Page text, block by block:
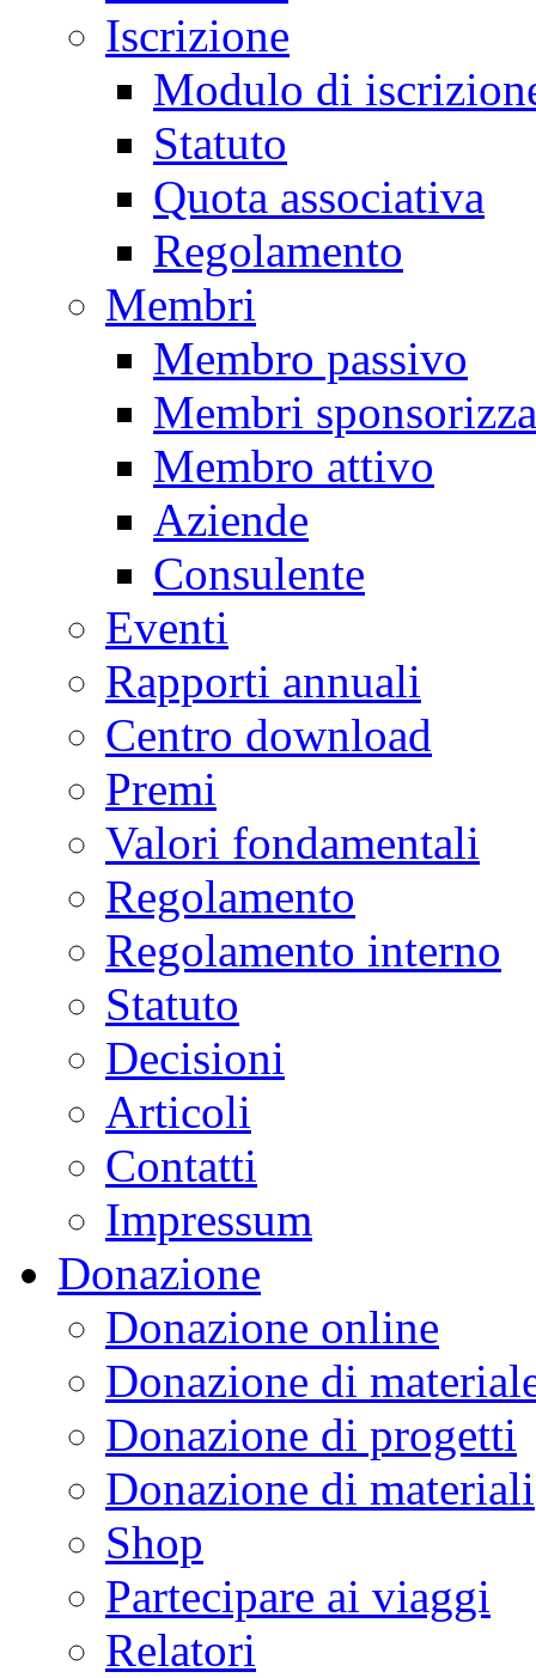
Iscrizione
Modulo di
Statuto
Quota associativa
Regolamento
Membri
Membro passivo
Membri
Membro attivo
Aziende
Consulente
Eventi
Rapporti annuali
Centro download
Premi
Valori fondamentali
Regolamento
Regolamento interno
Statuto
Decisioni
Articoli
Contatti
Impressum
Donazione
Donazione online
Donazione di
Donazione di progetti
Donazione di materiali
Shop
Partecipare ai viaggi
Relatori